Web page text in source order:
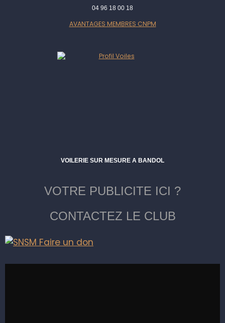
04 96 18 00 18
AVANTAGES MEMBRES CNPM
VOILERIE SUR MESURE A BANDOL
VOTRE PUBLICITE ICI ?
CONTACTEZ LE CLUB